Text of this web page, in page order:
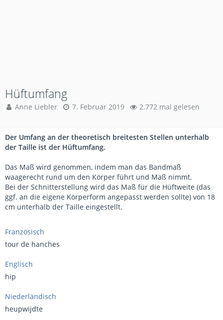
Hüftumfang
Anne Liebler 7. Februar 2019 2.772 mal gelesen
Der Umfang an der theoretisch breitesten Stellen unterhalb
der Taille ist der Hüftumfang.
Das Maß wird genommen, indem man das Bandmaß
waagerecht rund um den Körper führt und Maß nimmt.
Bei der Schnitterstellung wird das Maß für die Hüftweite (das
ggf. an die eigene Körperform angepasst werden sollte) von 18
cm unterhalb der Taille eingestellt.
Französisch
tour de hanches
Englisch
hip
Niederländisch
heupwijdte